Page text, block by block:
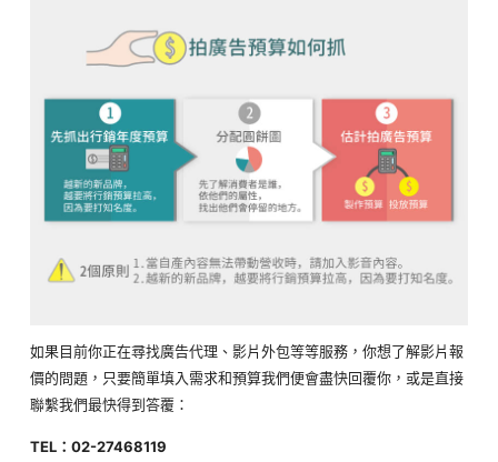
如果目前你正在尋找廣告代理、影片外包等等服務，你想了解影片報
價的問題，只要簡單填入需求和預算我們便會盡快回覆你，或是直接
聯繫我們最快得到答覆：
TEL：02-27468119